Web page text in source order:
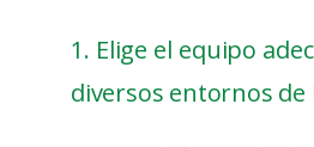
1. Elige el equipo
diversos entornos de